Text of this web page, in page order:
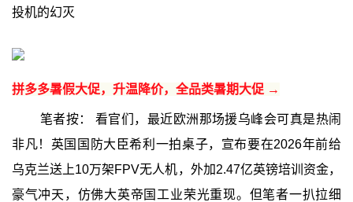
投机的幻灭
拼多多暑假大促，升温降价，全品类暑期大促 →
笔者按： 看官们，最近欧洲那场援乌峰会可真是热闹
非凡！英国国防大臣希利一拍桌子，宣布要在2026年前给
乌克兰送上10万架FPV无人机，外加2.47亿英镑培训资金，
豪气冲天，仿佛大英帝国工业荣光重现。但笔者一扒拉细